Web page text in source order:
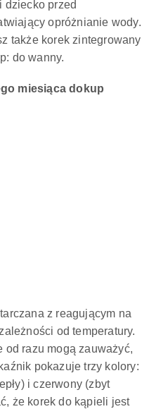
dziecko przed
opróżnianie wody.
także korek zintegrowany
do wanny.
miesiąca dokup
z reagującym na
od temperatury.
od razu mogą zauważyć,
pokazuje trzy kolory:
i czerwony (zbyt
że korek do kąpieli jest